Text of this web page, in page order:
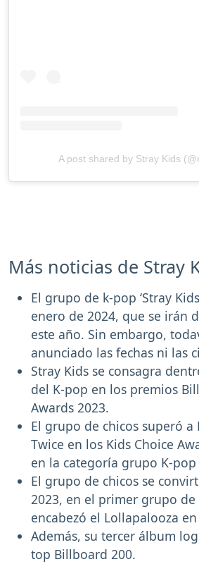
A post shared by Stray Kids
Más noticias de Stray
El grupo de k-pop ‘Stray
enero de 2024, que se irán
este año. Sin embargo,
anunciado las fechas ni las
Stray Kids se consagra
del K-pop en los premios
Awards 2023.
El grupo de chicos superó a
Twice en los Kids Choice
en la categoría grupo K-
El grupo de chicos se
2023, en el primer grupo de
encabezó el Lollapalooza
Además, su tercer álbum
top Billboard 200.